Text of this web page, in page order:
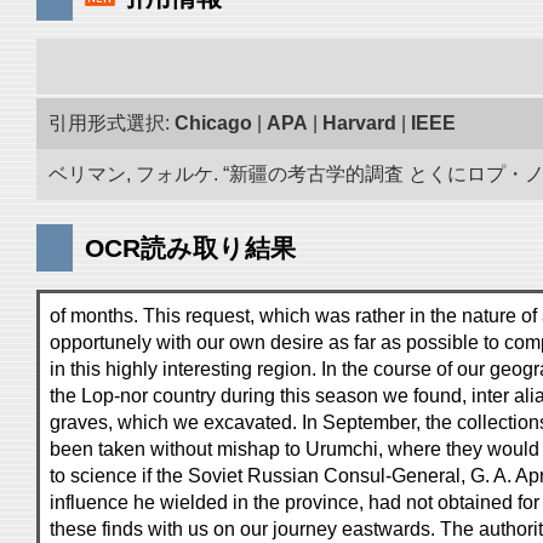
引用形式選択: Chicago APA Harvard IEEE
ベリマン, フォルケ. “新疆の考古学的調査 とくにロプ・
OCR読み取り結果
of months. This request, which was rather in the nature of
opportunely with our own desire as far as possible to
in this highly interesting region. In the course of our
the Lop-nor country during this season we found, inter
graves, which we excavated. In September, the
been taken without mishap to Urumchi, where they
to science if the Soviet Russian Consul-General, G. A.
influence he wielded in the province, had not obtained
these finds with us on our journey eastwards. The